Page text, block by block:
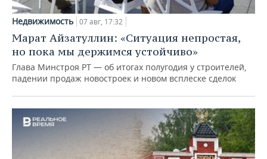
Недвижимость 07 авг, 17:32
Марат Айзатуллин: «Ситуация непростая,
но пока мы держимся устойчиво»
Глава Минстроя РТ — об итогах полугодия у строителей,
падении продаж новостроек и новом всплеске сделок